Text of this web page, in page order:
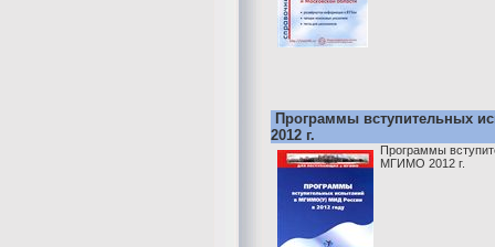
Программы вступительных
2012 г.
Программы
МГИМО 2012 г.